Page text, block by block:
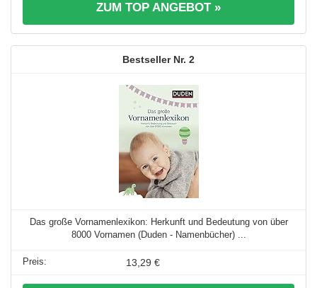
ZUM TOP ANGEBOT »
2
Das große Vornamenlexikon: Herkunft und Bedeutung von über
8000 Vornamen (Duden - Namenbücher) ...
13,29 €